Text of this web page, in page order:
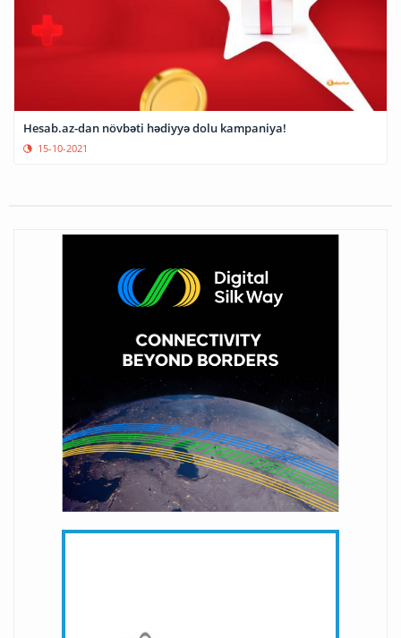
Hesab.az-dan növbəti hədiyyə dolu kampaniya!
15-10-2021